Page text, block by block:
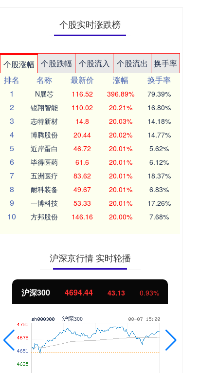
个股实时涨跌榜
个股涨幅 个股跌幅 个股流入 个股流出
换手率
排名
名称 最新价 涨幅
换手率
1
N展芯 116.52 396.89% 79.39%
2 锐翔智能 110.02 20.21% 16.80%
3 志特新材 14.8 20.03% 14.18%
4 博腾股份 20.44 20.02% 14.77%
5 近岸蛋白 46.72 20.01% 5.62%
6 毕得医药 61.6 20.01% 6.12%
7 五洲医疗 83.62 20.01% 18.37%
8 耐科装备 49.67 20.01% 6.83%
9 一博科技 53.33 20.01% 17.26%
10 方邦股份 146.16 20.00% 7.68%
沪深京行情 实时轮播
北证50 1134.24 11.37 1.01%